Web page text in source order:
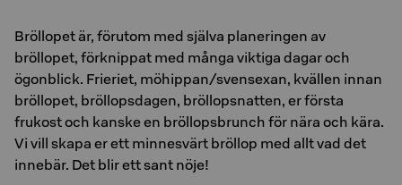
Bröllopet är, förutom med själva planeringen av
bröllopet, förknippat med många viktiga dagar och
ögonblick. Frieriet, möhippan/svensexan, kvällen innan
bröllopet, bröllopsdagen, bröllopsnatten, er första
frukost och kanske en bröllopsbrunch för nära och kära.
Vi vill skapa er ett minnesvärt bröllop med allt vad det
innebär. Det blir ett sant nöje!